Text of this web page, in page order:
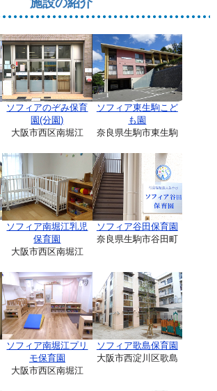
ソフィアのぞみ保育
園(分園)
大阪市西区南堀江
ソフィア東生駒こど
も園
奈良県生駒市東生駒
ソフィア南堀江乳児
保育園
大阪市西区南堀江
ソフィア谷田保育園
奈良県生駒市谷田町
ソフィア南堀江プリ
モ保育園
大阪市西区南堀江
ソフィア歌島保育園
大阪市西淀川区歌島